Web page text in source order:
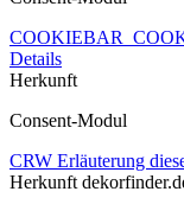
Details
Herkunft
Consent-Modul
CRW Erläuterung
Herkunft